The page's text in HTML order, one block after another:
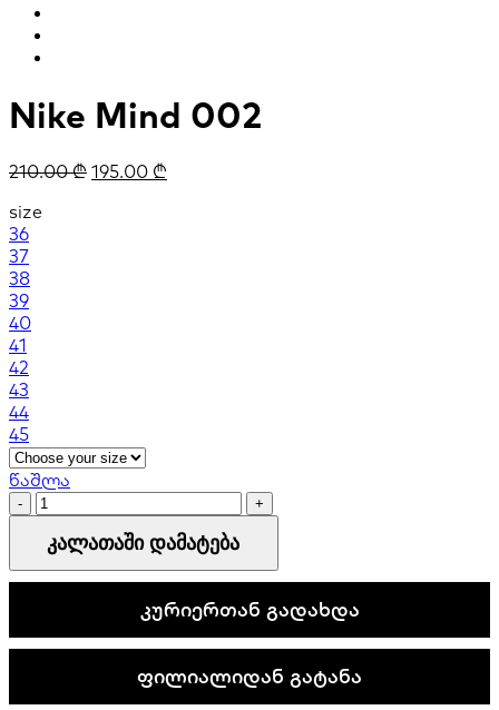
Nike Mind 002
210.00₾ 195.00 ₾
size
36
37
38
39
40
41
42
43
44
45
წაშლა
Nike
Mind
002
quantity
კალათაში დამატება
კურიერთან გადახდა
ფილიალიდან გატანა